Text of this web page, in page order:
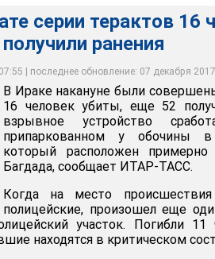
серии терактов 16
ранения
| последнее обновление: 07 декабря
В Ираке накануне были
16 человек убиты, еще 52
взрывное устройство
припаркованном у обочины
который расположен
Багдада, сообщает ИТАР-ТАСС.
Когда на место
полицейские, произошел еще
участок. Погибли 11
находятся в критическом